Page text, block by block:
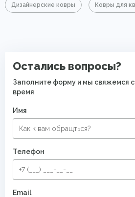
Дизайнерские ковры Ковры для
Остались вопросы?
Заполните форму и мы свяжемся
время
Имя
Телефон
Email